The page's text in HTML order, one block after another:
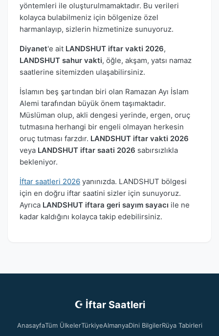
yöntemleri ile oluşturulmamaktadır. Bu verileri
kolayca bulabilmeniz için bölgenize özel
harmanlayıp, sizlerin hizmetinize sunuyoruz.
Diyanet'e ait LANDSHUT iftar vakti 2026,
LANDSHUT sahur vakti, öğle, akşam, yatsı namaz
saatlerine sitemizden ulaşabilirsiniz.
İslamın beş şartından biri olan Ramazan Ayı İslam
Alemi tarafından büyük önem taşımaktadır.
Müslüman olup, akli dengesi yerinde, ergen, oruç
tutmasına herhangi bir engeli olmayan herkesin
oruç tutması farzdır. LANDSHUT iftar vakti 2026
veya LANDSHUT iftar saati 2026 sabırsızlıkla
bekleniyor.
İftar saatleri 2026 yanınızda. LANDSHUT bölgesi
için en doğru iftar saatini sizler için sunuyoruz.
Ayrıca LANDSHUT iftara geri sayım sayacı ile ne
kadar kaldığını kolayca takip edebilirsiniz.
☪ İftar Saatleri
AnasayfaTüm ÜlkelerTürkiyeAlmanyaDini BilgilerRüya Tabirleri